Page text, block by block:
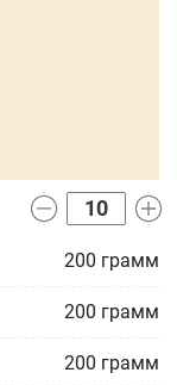
200 грамм
200 грамм
200 грамм